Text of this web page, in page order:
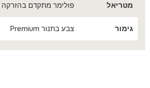
מטריאל פולימר מתקדם בהזרקה
גימור צבע בתנור Premium